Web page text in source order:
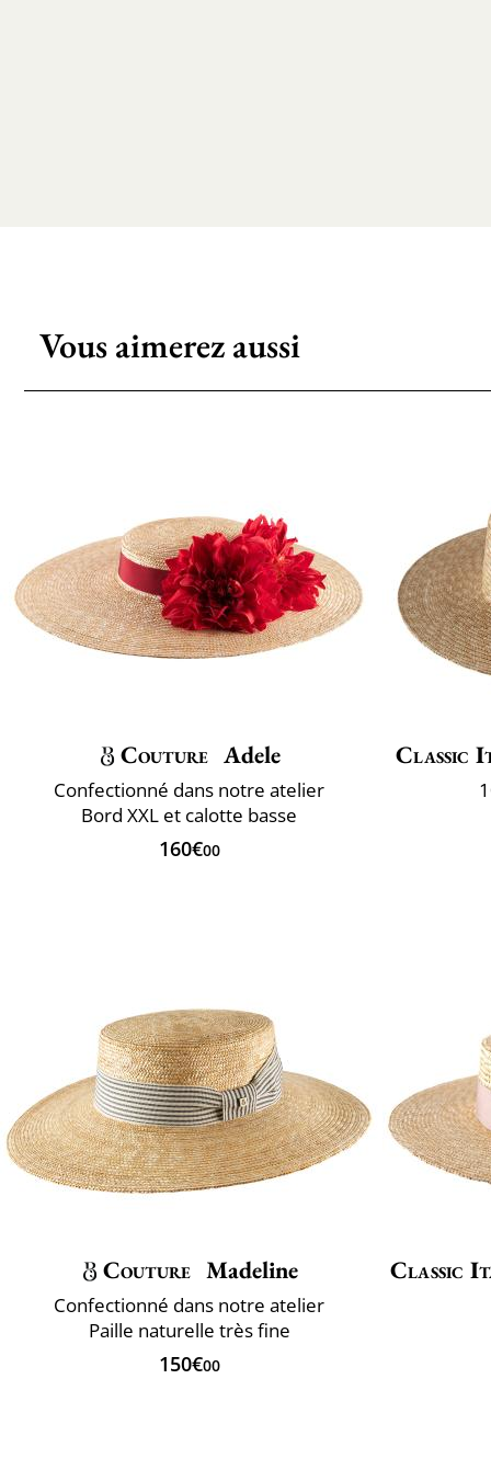
Vous aimerez aussi
Couture Adele
Confectionné dans notre atelier
Bord XXL et calotte basse
160€00
Classic
Couture Madeline
Confectionné dans notre atelier
Paille naturelle très fine
150€00
Classic